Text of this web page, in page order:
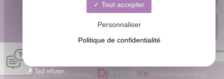
© Amandine sérénité massage - Mentions légales Blog
Tout accepter
Personnaliser
Politique de confidentialité
Tout refuser